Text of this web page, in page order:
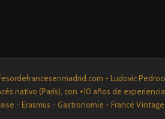
- Ludovic
nativo (París), con +10 años de
- Erasmus - Gastronomie - France